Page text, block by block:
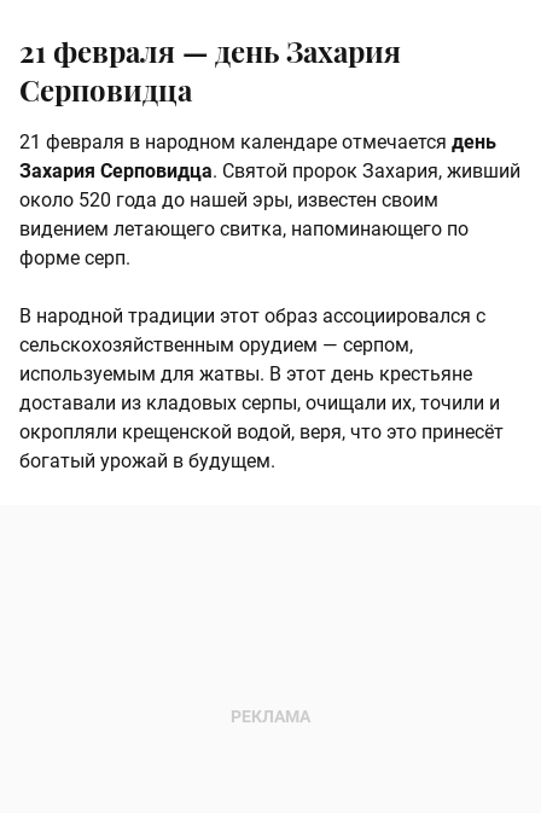
21 февраля — день Захария
Серповидца
21 февраля в народном календаре отмечается день
Захария Серповидца. Святой пророк Захария, живший
около 520 года до нашей эры, известен своим
видением летающего свитка, напоминающего по
форме серп.
В народной традиции этот образ ассоциировался с
сельскохозяйственным орудием — серпом,
используемым для жатвы. В этот день крестьяне
доставали из кладовых серпы, очищали их, точили и
окропляли крещенской водой, веря, что это принесёт
богатый урожай в будущем.